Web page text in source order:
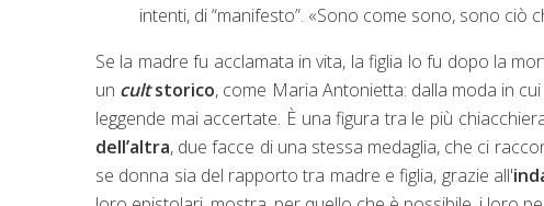
intenti, di “manifesto”. «Sono come sono, sono ciò
Se la madre fu acclamata in vita, la figlia lo fu dopo la
un cultstorico, come Maria Antonietta: dalla moda in
leggende mai accertate. È una figura tra le più
dell’altra, due facce di una stessa medaglia, che ci
se donna sia del rapporto tra madre e figlia, grazie all'